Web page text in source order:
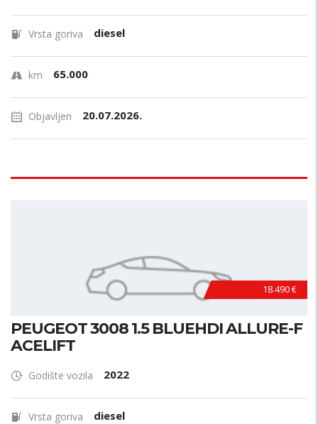
Vrsta goriva diesel
km 65.000
Objavljen 20.07.2026.
18.490 €
PEUGEOT 3008 1.5 BLUEHDI ALLURE-F
ACELIFT
Godište vozila 2022
Vrsta goriva diesel